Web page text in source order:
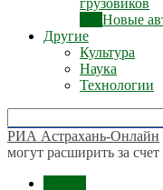
грузовиков
Новые
Другие
Культура
Наука
Технологии
РИА Астрахань-Онлайн
могут расширить за